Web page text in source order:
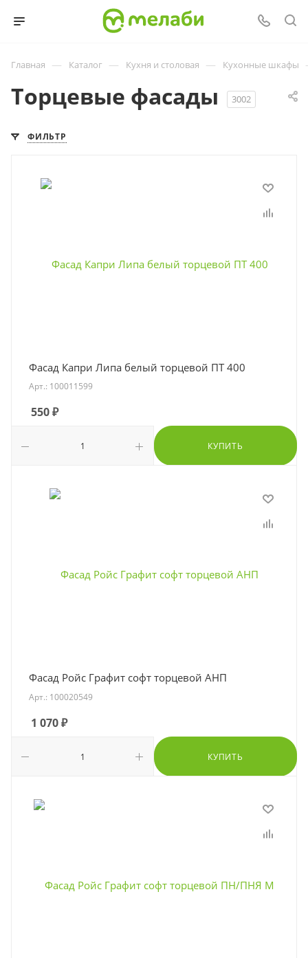
Главная — Каталог — Кухня и столовая — Кухонные шкафы
Торцевые фасады 3002
ФИЛЬТР
Фасад Капри Липа белый торцевой ПТ 400
Арт.: 100011599
550₽
КУПИТЬ
Фасад Ройс Графит софт торцевой АНП
Арт.: 100020549
1 070₽
КУПИТЬ